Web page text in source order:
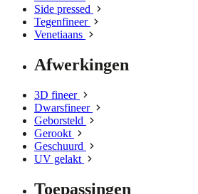
Side pressed
Tegenfineer
Venetiaans
Afwerkingen
3D fineer
Dwarsfineer
Geborsteld
Gerookt
Geschuurd
UV gelakt
Toepassingen